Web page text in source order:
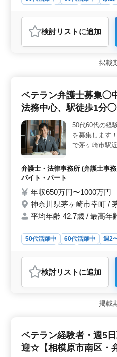
おすすめポイント
＜家事事件に特化した業務
や相続、DV問題など、家事
を提供しています。ご依頼者
なアドバイスと支援を行い
＞ 関内駅から徒歩圏内に位
す。残業も少なめで、効率的
た、充実した休憩時間も確保
した状態で業務に取り組め
ッフとの連携＞ 平均年齢が
タッフは、豊富な経験と実績
も活躍中で、経験豊富な先輩
キルアップとキャリアの発展
し、より高度な法的サービス
っています。
検討リスト に追加
掲載
ベテラン弁護士募集◯
法務中心、駅徒歩1分◯
50代60代の経
を募集します
で茅ヶ崎市駅
債務回収 ・労
から徒歩1分◯
事務所です。
頂ける方のご
弁護士・法律事務所 (弁護士事
バイト・パート
年収650万円〜1000万円
神奈川県茅ヶ崎市幸町 /
平均年齢 42.7歳 / 最高年
50代活躍中 60代活躍中 週2
アルバイト・パート
おすすめポイント
＜キャリアチャンス＞ 企業
で、中高年の経験豊富な弁
ています。契約書の作成から
さ＞ 週休2日制で残業が少
トのバランスを取りやすい環
検討リスト に追加
掲載
ベテラン経験者・週5
迎☆【相模原市南区・